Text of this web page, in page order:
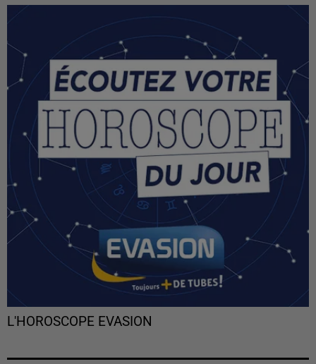
L'HOROSCOPE EVASION